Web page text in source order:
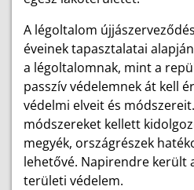
A légoltalom
éveinek tapasztalatai
a légoltalomnak, mint a
passzív védelemnek át kell
védelmi elveit és
módszereket kellett
megyék, országrészek
lehetővé. Napirendre került
területi védelem.